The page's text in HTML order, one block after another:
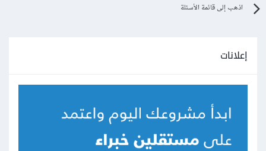
اذهب إلى قائمة الأسئلة
إعلانات